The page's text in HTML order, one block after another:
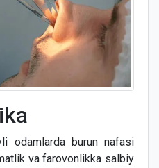
odamlarda burun nafasi
va farovonlikka salbiy